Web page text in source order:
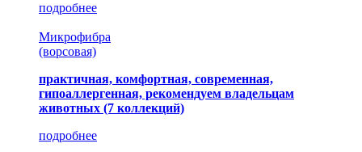
подробнее
Микрофибра
(ворсовая)
практичная, комфортная, современная,
гипоаллергенная, рекомендуем владельцам
животных (7 коллекций)
подробнее